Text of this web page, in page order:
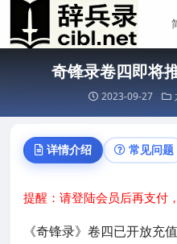
奇锋录卷四即将
2023-09-27
详情介绍 常见问题
提醒：请登陆会员后再支付
《奇锋录》卷四已开放充